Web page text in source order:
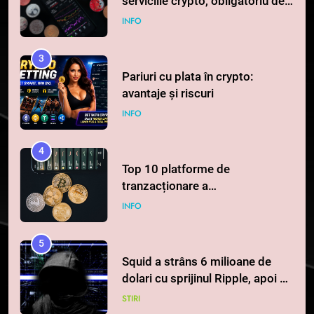
la 1 iulie în România
INFO
3
Pariuri cu plata în crypto:
avantaje și riscuri
INFO
4
Top 10 platforme de
tranzacționare a
criptomonedelor în 2026
INFO
5
Squid a strâns 6 milioane de
dolari cu sprijinul Ripple, apoi a
pierdut jumătate din aceștia
STIRI